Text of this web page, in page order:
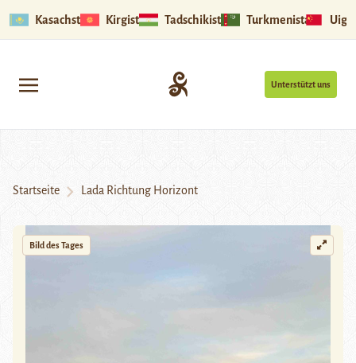
Kasachstan Kirgistan Tadschikistan Turkmenistan
Unterstützt uns
Startseite Lada Richtung Horizont
Bild des Tages